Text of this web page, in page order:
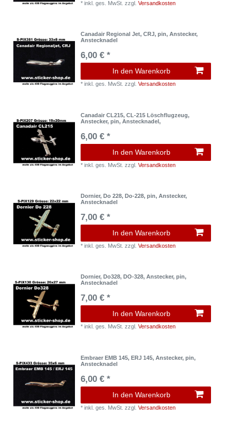
*inkl. ges. MwSt. zzgl.Versandkosten
Canadair Regional Jet, CRJ, pin, Anstecker,
Anstecknadel
6,00 € *
In den Warenkorb
*inkl. ges. MwSt. zzgl.Versandkosten
Canadair CL215, CL-215 Löschflugzeug,
Anstecker, pin, Anstecknadel,
6,00 € *
In den Warenkorb
*inkl. ges. MwSt. zzgl.Versandkosten
Dornier, Do 228, Do-228, pin, Anstecker,
Anstecknadel
7,00 € *
In den Warenkorb
*inkl. ges. MwSt. zzgl.Versandkosten
Dornier, Do328, DO-328, Anstecker, pin,
Anstecknadel
7,00 € *
In den Warenkorb
*inkl. ges. MwSt. zzgl.Versandkosten
Embraer EMB 145, ERJ 145, Anstecker, pin,
Anstecknadel
6,00 € *
In den Warenkorb
*inkl. ges. MwSt. zzgl.Versandkosten